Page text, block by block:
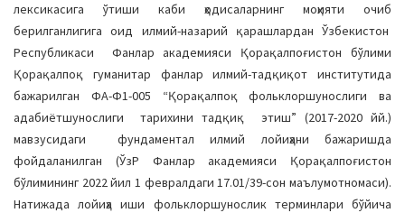
лексикасига ўтиши каби ҳодисаларнинг моҳияти очиб
берилганлигига оид илмий-назарий қарашлардан Ўзбекистон
Республикаси Фанлар академияси Қорақалпоғистон бўлими
Қорақалпоқ гуманитар фанлар илмий-тадқиқот институтида
бажарилган ФА-Ф1-005 “Қорақалпоқ фольклоршунослиги ва
адабиётшунослиги тарихини тадқиқ этиш” (2017-2020 йй.)
мавзусидаги фундаментал илмий лойиҳани бажаришда
фойдаланилган (ЎзР Фанлар академияси Қорақалпоғистон
бўлимининг 2022 йил 1 февралдаги 17.01/39-сон маълумотномаси).
Натижада лойиҳа иши фольклоршунослик терминлари бўйича